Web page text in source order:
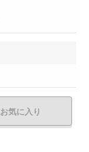
お気に入り